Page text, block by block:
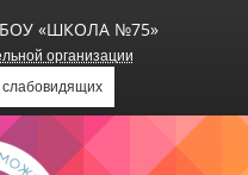
«ШКОЛА №75»
организации
слабовидящих